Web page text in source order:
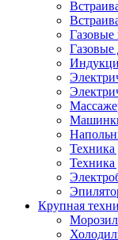
Газовые
Техника
Техника
Крупная